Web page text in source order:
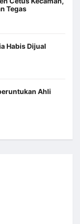
Tegas
Habis Dijual
Ahli